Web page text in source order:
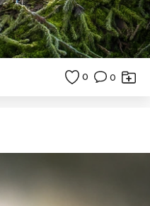
0 0